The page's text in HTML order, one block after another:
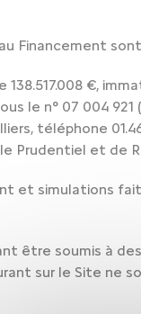
Financement
138.517.008 €,
le n° 07 004
téléphone
Prudentiel et de
et simulations
être soumis à
sur le Site